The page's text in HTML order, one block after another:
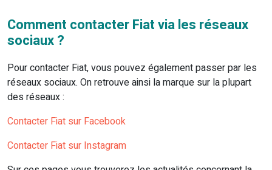
Comment contacter Fiat via les réseaux
sociaux ?
Pour contacter Fiat, vous pouvez également passer par les
réseaux sociaux. On retrouve ainsi la marque sur la plupart
des réseaux :
Contacter Fiat sur Facebook
Contacter Fiat sur Instagram